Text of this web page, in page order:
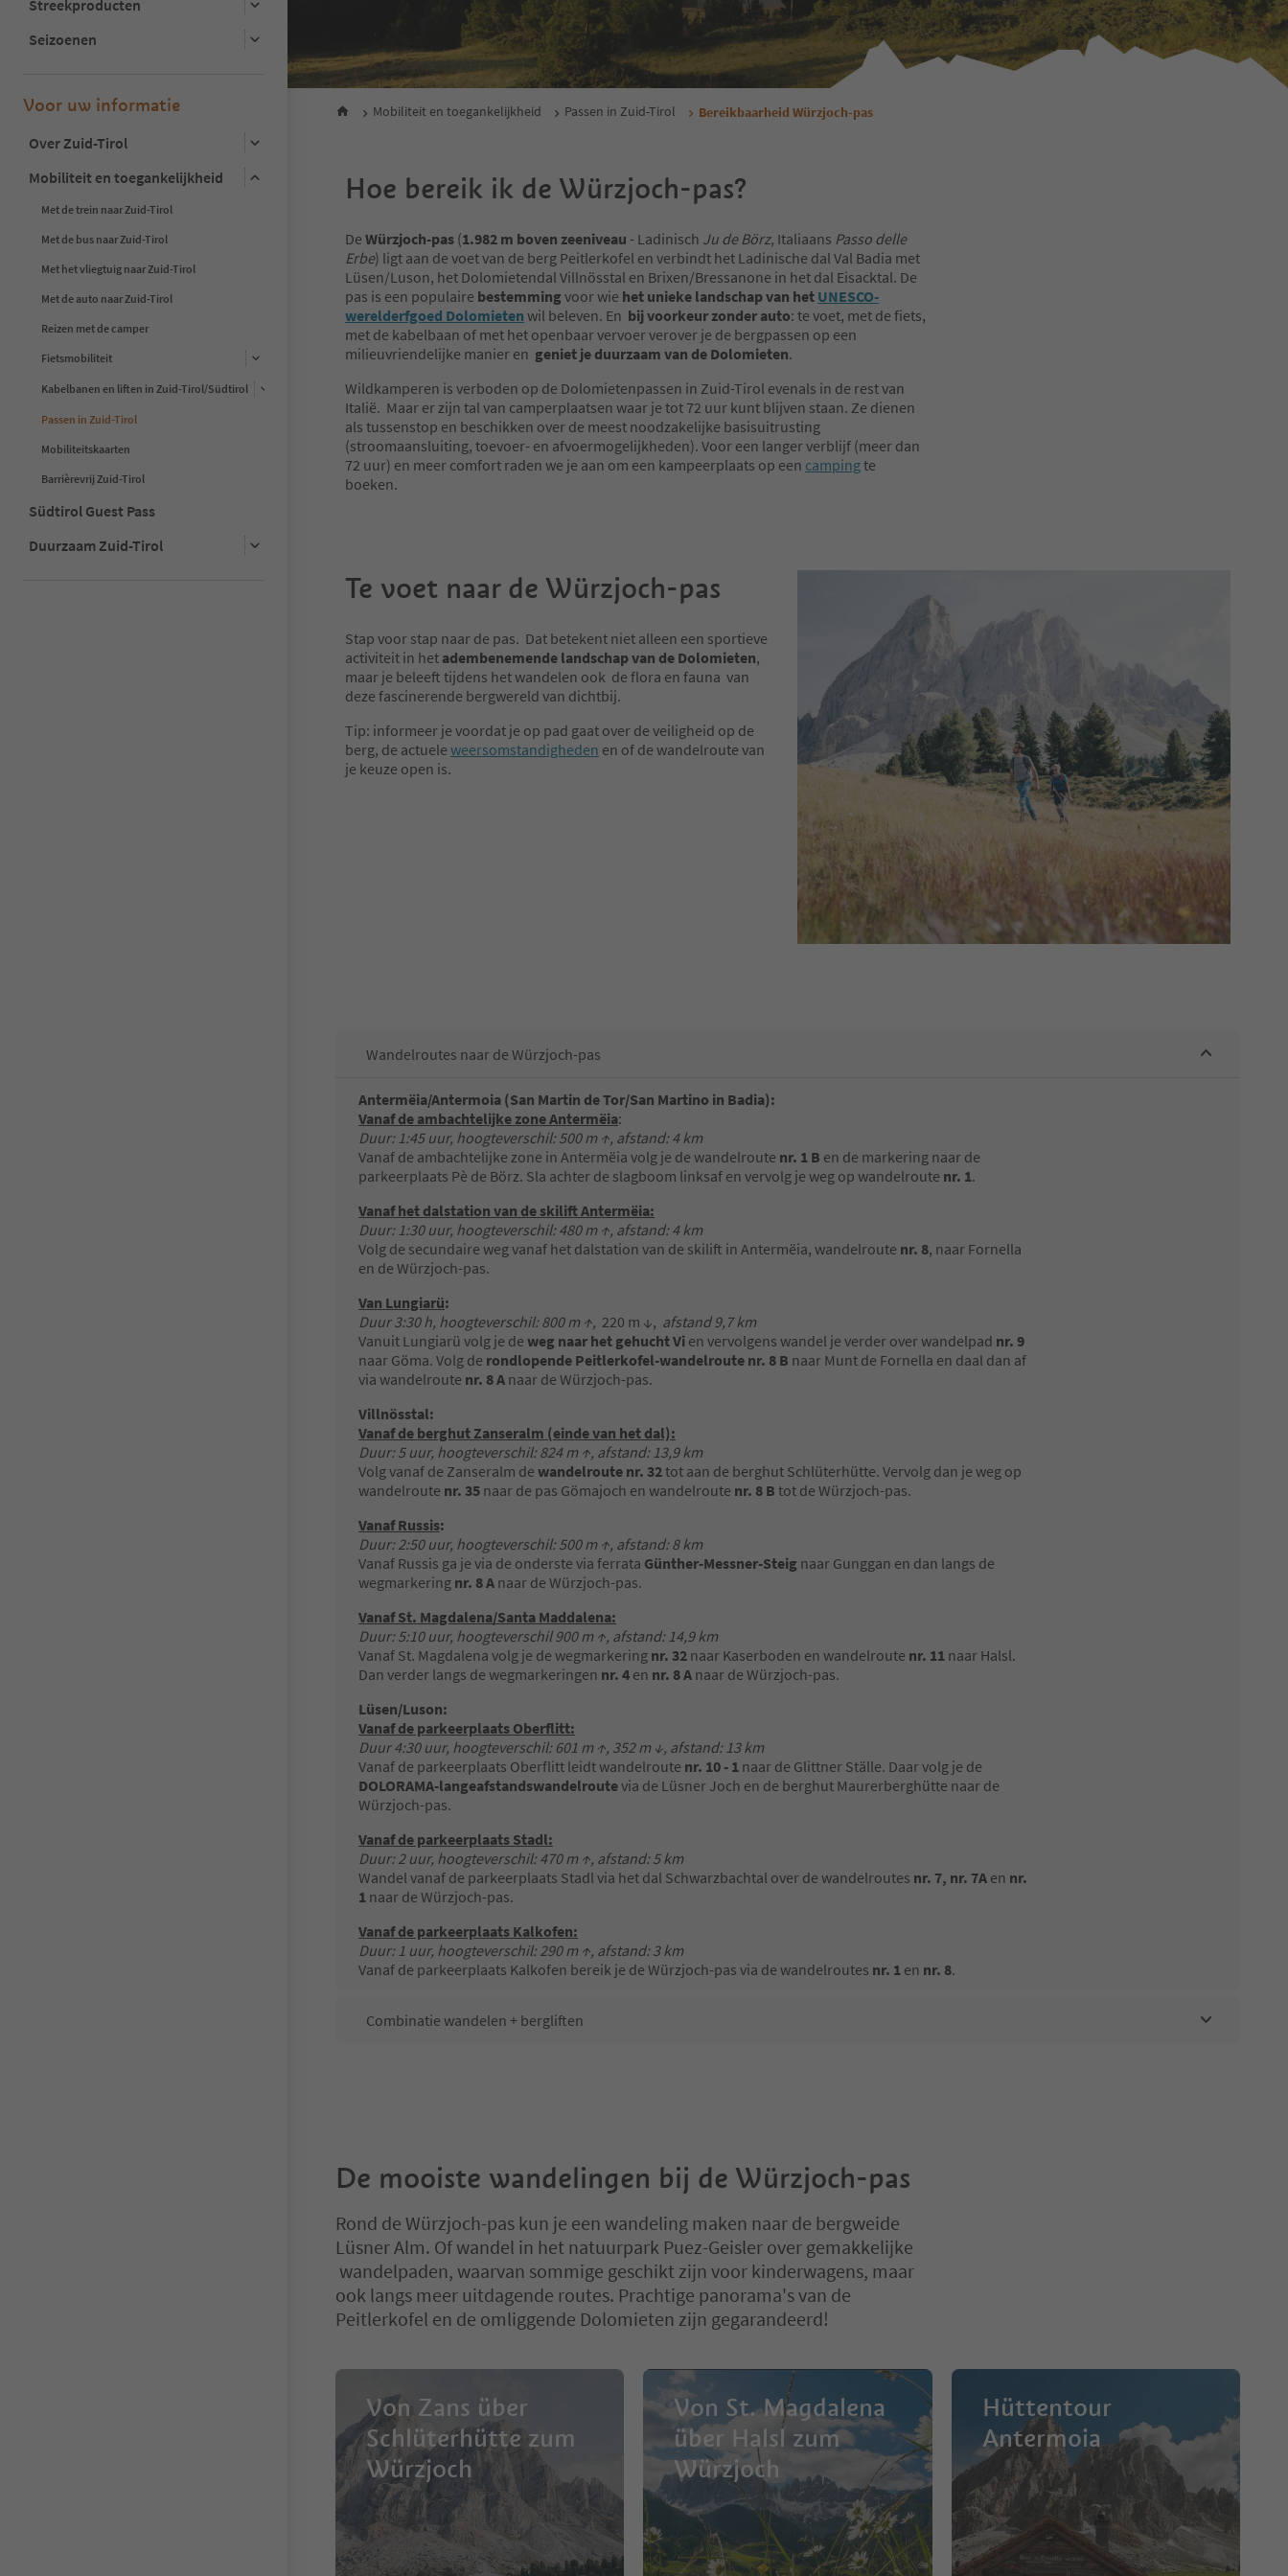
Streekproducten
Seizoenen
Voor uw informatie
Over Zuid-Tirol
Mobiliteit en toegankelijkheid
Met de trein naar Zuid-Tirol
Met de bus naar Zuid-Tirol
Met het vliegtuig naar Zuid-Tirol
Met de auto naar Zuid-Tirol
Reizen met de camper
Fietsmobiliteit
Kabelbanen en liften in Zuid-Tirol/Südtirol
Passen in Zuid-Tirol
Mobiliteitskaarten
Barrièrevrij Zuid-Tirol
Südtirol Guest Pass
Duurzaam Zuid-Tirol
Mobiliteit en toegankelijkheid Passen in Zuid-Tirol Bereikbaarheid Würzjoch-pas
Hoe bereik ik de Würzjoch-pas?
De Würzjoch-pas (1.982 m boven zeeniveau - Ladinisch Ju de Börz, Italiaans Passo delle
Erbe) ligt aan de voet van de berg Peitlerkofel en verbindt het Ladinische dal Val Badia met
Lüsen/Luson, het Dolomietendal Villnösstal en Brixen/Bressanone in het dal Eisacktal. De
pas is een populaire bestemming voor wie het unieke landschap van het UNESCO-
werelderfgoed Dolomieten wil beleven. En bij voorkeur zonder auto: te voet, met de fiets,
met de kabelbaan of met het openbaar vervoer verover je de bergpassen op een
milieuvriendelijke manier en geniet je duurzaam van de Dolomieten.
Wildkamperen is verboden op de Dolomietenpassen in Zuid-Tirol evenals in de rest van
Italië. Maar er zijn tal van camperplaatsen waar je tot 72 uur kunt blijven staan. Ze dienen
als tussenstop en beschikken over de meest noodzakelijke basisuitrusting
(stroomaansluiting, toevoer- en afvoermogelijkheden). Voor een langer verblijf (meer dan
72 uur) en meer comfort raden we je aan om een kampeerplaats op een campingte
boeken.
Te voet naar de Würzjoch-pas
Stap voor stap naar de pas. Dat betekent niet alleen een sportieve
activiteit in het adembenemende landschap van de Dolomieten,
maar je beleeft tijdens het wandelen ook de flora en fauna van
deze fascinerende bergwereld van dichtbij.
Tip: informeer je voordat je op pad gaat over de veiligheid op de
berg, de actuele weersomstandigheden en of de wandelroute van
je keuze open is.
Wandelroutes naar de Würzjoch-pas
Antermëia/Antermoia (San Martin de Tor/San Martino in Badia):
Vanaf de ambachtelijke zone Antermëia:
Duur: 1:45 uur, hoogteverschil: 500 m ↑, afstand: 4 km
Vanaf de ambachtelijke zone in Antermëia volg je de wandelroute nr. 1 B en de markering naar de
parkeerplaats Pè de Börz. Sla achter de slagboom linksaf en vervolg je weg op wandelroute nr. 1.
Vanaf het dalstation van de skilift Antermëia:
Duur: 1:30 uur, hoogteverschil: 480 m ↑, afstand: 4 km
Volg de secundaire weg vanaf het dalstation van de skilift in Antermëia, wandelroute nr. 8, naar Fornella
en de Würzjoch-pas.
Van Lungiarü:
Duur 3:30 h, hoogteverschil: 800 m ↑, 220 m ↓, afstand 9,7 km
Vanuit Lungiarü volg je de weg naar het gehucht Vi en vervolgens wandel je verder over wandelpad nr. 9
naar Göma. Volg de rondlopende Peitlerkofel-wandelroute nr. 8 B naar Munt de Fornella en daal dan af
via wandelroute nr. 8 A naar de Würzjoch-pas.
Villnösstal:
Vanaf de berghut Zanseralm (einde van het dal):
Duur: 5 uur, hoogteverschil: 824 m ↑, afstand: 13,9 km
Volg vanaf de Zanseralm de wandelroute nr. 32tot aan de berghut Schlüterhütte. Vervolg dan je weg op
wandelroute nr. 35 naar de pas Gömajoch en wandelroute nr. 8 B tot de Würzjoch-pas.
Vanaf Russis:
Duur: 2:50 uur, hoogteverschil: 500 m ↑, afstand: 8 km
Vanaf Russis ga je via de onderste via ferrata Günther-Messner-Steig naar Gunggan en dan langs de
wegmarkering nr. 8 A naar de Würzjoch-pas.
Vanaf St. Magdalena/Santa Maddalena:
Duur: 5:10 uur, hoogteverschil 900 m ↑, afstand: 14,9 km
Vanaf St. Magdalena volg je de wegmarkering nr. 32 naar Kaserboden en wandelroute nr. 11 naar Halsl.
Dan verder langs de wegmarkeringen nr. 4 en nr. 8 A naar de Würzjoch-pas.
Lüsen/Luson:
Vanaf de parkeerplaats Oberflitt:
Duur 4:30 uur, hoogteverschil: 601 m ↑, 352 m ↓, afstand: 13 km
Vanaf de parkeerplaats Oberflitt leidt wandelroute nr. 10 - 1 naar de Glittner Ställe. Daar volg je de
DOLORAMA-langeafstandswandelroutevia de Lüsner Joch en de berghut Maurerberghütte naar de
Würzjoch-pas.
Vanaf de parkeerplaats Stadl:
Duur: 2 uur, hoogteverschil: 470 m ↑, afstand: 5 km
Wandel vanaf de parkeerplaats Stadl via het dal Schwarzbachtal over de wandelroutes nr. 7, nr. 7A en nr.
1 naar de Würzjoch-pas.
Vanaf de parkeerplaats Kalkofen:
Duur: 1 uur, hoogteverschil: 290 m ↑, afstand: 3 km
Vanaf de parkeerplaats Kalkofen bereik je de Würzjoch-pas via de wandelroutes nr. 1 en nr. 8.
Combinatie wandelen + bergliften
De mooiste wandelingen bij de Würzjoch-pas
Rond de Würzjoch-pas kun je een wandeling maken naar de bergweide
Lüsner Alm. Of wandel in het natuurpark Puez-Geisler over gemakkelijke
wandelpaden, waarvan sommige geschikt zijn voor kinderwagens, maar
ook langs meer uitdagende routes. Prachtige panorama's van de
Peitlerkofel en de omliggende Dolomieten zijn gegarandeerd!
Von Zans über
Schlüterhütte zum
Würzjoch
Von St. Magdalena
über Halsl zum
Würzjoch
Hüttentour
Antermoia